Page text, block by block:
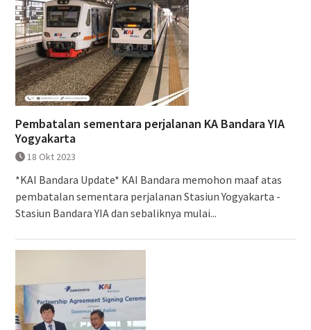
Pembatalan sementara perjalanan KA Bandara YIA
Yogyakarta
18 Okt 2023
*KAI Bandara Update* KAI Bandara memohon maaf atas
pembatalan sementara perjalanan Stasiun Yogyakarta -
Stasiun Bandara YIA dan sebaliknya mulai...